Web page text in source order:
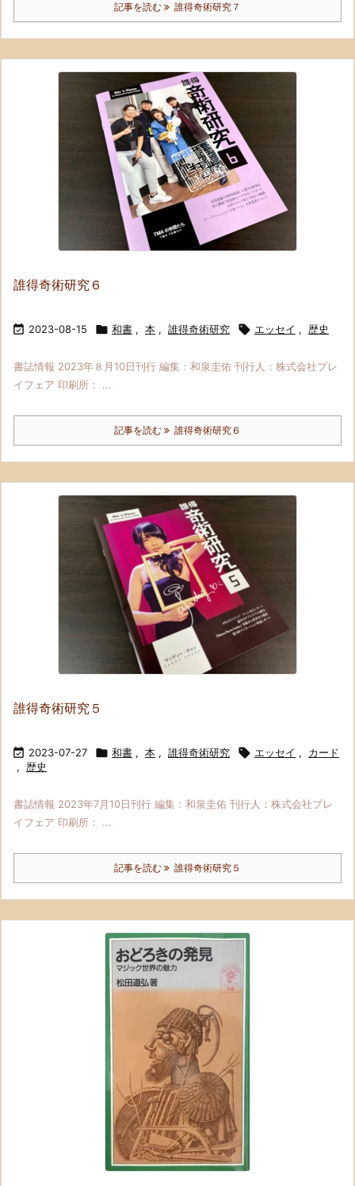
記事を読む 誰得奇術研究７
誰得奇術研究６
 2023-08-15  和書 , 本 , 誰得奇術研究  エッセイ , 歴史
書誌情報 2023年８月10日刊行 編集：和泉圭佑 刊行人：株式会社プレ
イフェア 印刷所： ...
記事を読む 誰得奇術研究６
誰得奇術研究５
 2023-07-27  和書 , 本 , 誰得奇術研究  エッセイ ,
カード
,
歴史
書誌情報 2023年7月10日刊行 編集：和泉圭佑 刊行人：株式会社プレ
イフェア 印刷所： ...
記事を読む 誰得奇術研究５